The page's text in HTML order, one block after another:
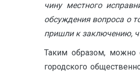
чину местного
обсуждения вопроса о
пришли к заключению,
Таким образом, можно
городского